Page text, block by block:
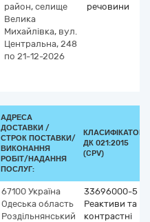
район, селище
Велика
Михайлівка, вул.
Центральна, 248
по 21-12-2026
речовини
АДРЕСА
ДОСТАВКИ /
СТРОК ПОСТАВКИ/
ВИКОНАННЯ
РОБІТ/НАДАННЯ
ПОСЛУГ:
КЛАСИФІКАТОР
ДК 021:2015
(CPV)
67100 Україна
Одеська область
Роздільнянський
33696000-5
Реактиви та
контрастні